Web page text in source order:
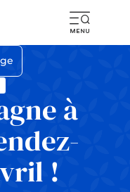
à
!